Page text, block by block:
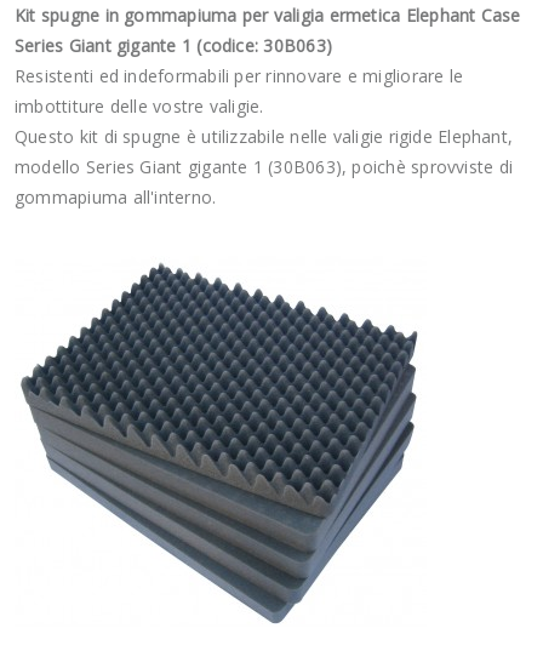
Kit spugne in gommapiuma per valigia ermetica Elephant Case
Series Giant gigante 1 (codice: 30B063)
Resistenti ed indeformabili per rinnovare e migliorare le
imbottiture delle vostre valigie.
Questo kit di spugne è utilizzabile nelle valigie rigide Elephant,
modello Series Giant gigante 1 (30B063), poichè sprovviste di
gommapiuma all'interno.